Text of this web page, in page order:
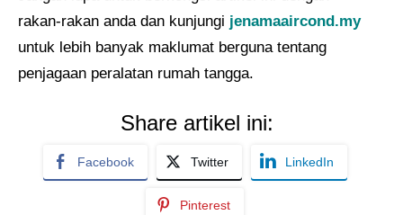
rakan-rakan anda dan kunjungi jenamaaircond.my
untuk lebih banyak maklumat berguna tentang
penjagaan peralatan rumah tangga.
Share artikel ini:
Facebook Twitter LinkedIn
Pinterest